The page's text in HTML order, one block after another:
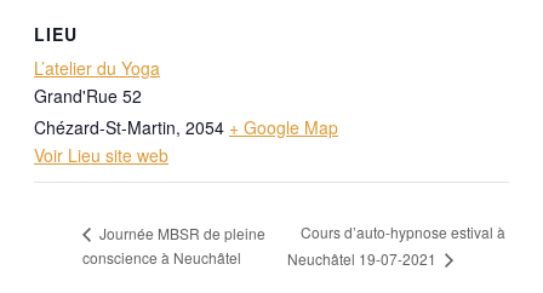
LIEU
L’atelier du Yoga
Grand'Rue 52
Chézard-St-Martin, 2054 + Google Map
Voir Lieu site web
Journée MBSR de pleine
conscience à Neuchâtel
Cours d’auto-hypnose estival à
Neuchâtel 19-07-2021